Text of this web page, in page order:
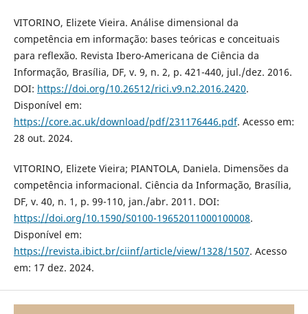
VITORINO, Elizete Vieira. Análise dimensional da
competência em informação: bases teóricas e conceituais
para reflexão. Revista Ibero-Americana de Ciência da
Informação, Brasília, DF, v. 9, n. 2, p. 421-440, jul./dez. 2016.
DOI: https://doi.org/10.26512/rici.v9.n2.2016.2420.
Disponível em:
https://core.ac.uk/download/pdf/231176446.pdf. Acesso em:
28 out. 2024.
VITORINO, Elizete Vieira; PIANTOLA, Daniela. Dimensões da
competência informacional. Ciência da Informação, Brasília,
DF, v. 40, n. 1, p. 99-110, jan./abr. 2011. DOI:
https://doi.org/10.1590/S0100-19652011000100008.
Disponível em:
https://revista.ibict.br/ciinf/article/view/1328/1507. Acesso
em: 17 dez. 2024.